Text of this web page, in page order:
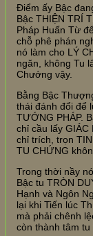
Điểm ấy Bậc
Bậc THIỆN TRÍ
Pháp Huấn Từ
chỗ phê phán
nó làm cho LÝ
ngăn, không Tu
Chướng vậy.
Bằng Bậc
thái đánh đổi để
TƯỚNG PHÁP.
chỉ cầu lấy
chỉ trích, trọn
TU CHỨNG
Trong thời nầy
Bậc tu TRÒN
Hạnh và Ngôn
lại khi Tiến lúc
mà phải chênh
còn thành tâm